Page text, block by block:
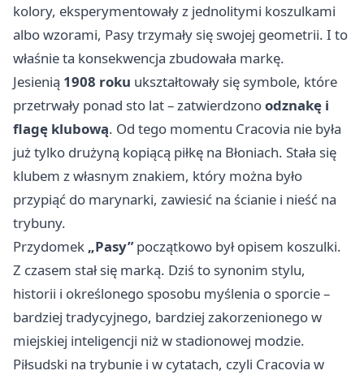
kolory, eksperymentowały z jednolitymi koszulkami
albo wzorami, Pasy trzymały się swojej geometrii. I to
właśnie ta konsekwencja zbudowała markę.
Jesienią 1908 roku ukształtowały się symbole, które
przetrwały ponad sto lat – zatwierdzonoodznakę i
flagę klubową. Od tego momentu Cracovia nie była
już tylko drużyną kopiącą piłkę na Błoniach. Stała się
klubem z własnym znakiem, który można było
przypiąć do marynarki, zawiesić na ścianie i nieść na
trybuny.
Przydomek „Pasy”początkowo był opisem koszulki.
Z czasem stał się marką. Dziś to synonim stylu,
historii i określonego sposobu myślenia o sporcie –
bardziej tradycyjnego, bardziej zakorzenionego w
miejskiej inteligencji niż w stadionowej modzie.
Piłsudski na trybunie i w cytatach, czyli Cracovia w